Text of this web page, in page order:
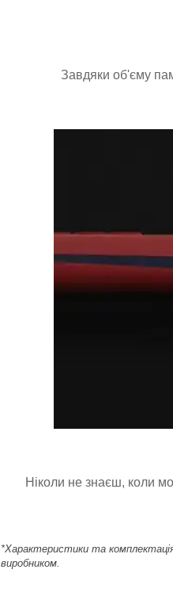
Завдяки об'єму
Ніколи не знаєш, коли
*Характеристики та
виробником.